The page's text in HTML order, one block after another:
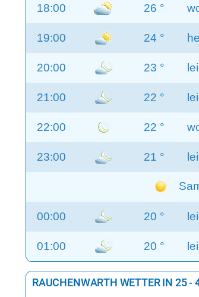
18:00 26 °
19:00 24 °
20:00 23 °
21:00 22 °
22:00 22 °
23:00 21 °
00:00 20 °
01:00 20 °
RAUCHENWARTH WETTER IN 25 -